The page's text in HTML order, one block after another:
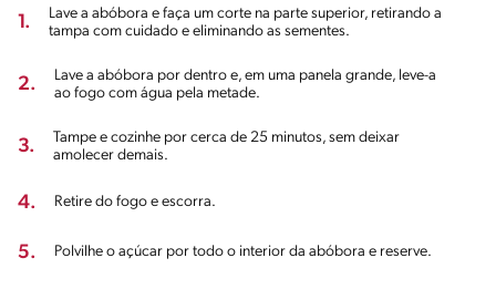
1.
Lave a abóbora e faça um corte na parte superior, retirando a
tampa com cuidado e eliminando as sementes.
2.
Lave a abóbora por dentro e, em uma panela grande, leve-a
ao fogo com água pela metade.
3.
Tampe e cozinhe por cerca de 25 minutos, sem deixar
amolecer demais.
4. Retire do fogo e escorra.
5. Polvilhe o açúcar por todo o interior da abóbora e reserve.